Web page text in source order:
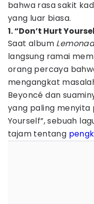
bahwa rasa sakit
yang luar biasa.
1. “Don’t Hurt
Saat album
langsung ramai
orang percaya
mengangkat
Beyoncé dan
yang paling menyita
Yourself”, sebuah
tajam tentang